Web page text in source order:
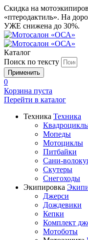
Скидка на
«птеродактиль». На
УЖЕ снижена до 30%.
Каталог
Поиск по тексту
0
Корзина пуста
Перейти в каталог
Техника Техника
Мопеды
Мотоциклы
Питбайки
Сани-
Скутеры
Снегоходы
Экипировка
Джерси
Дождевики
Кепки
Комплект
Мотоботы